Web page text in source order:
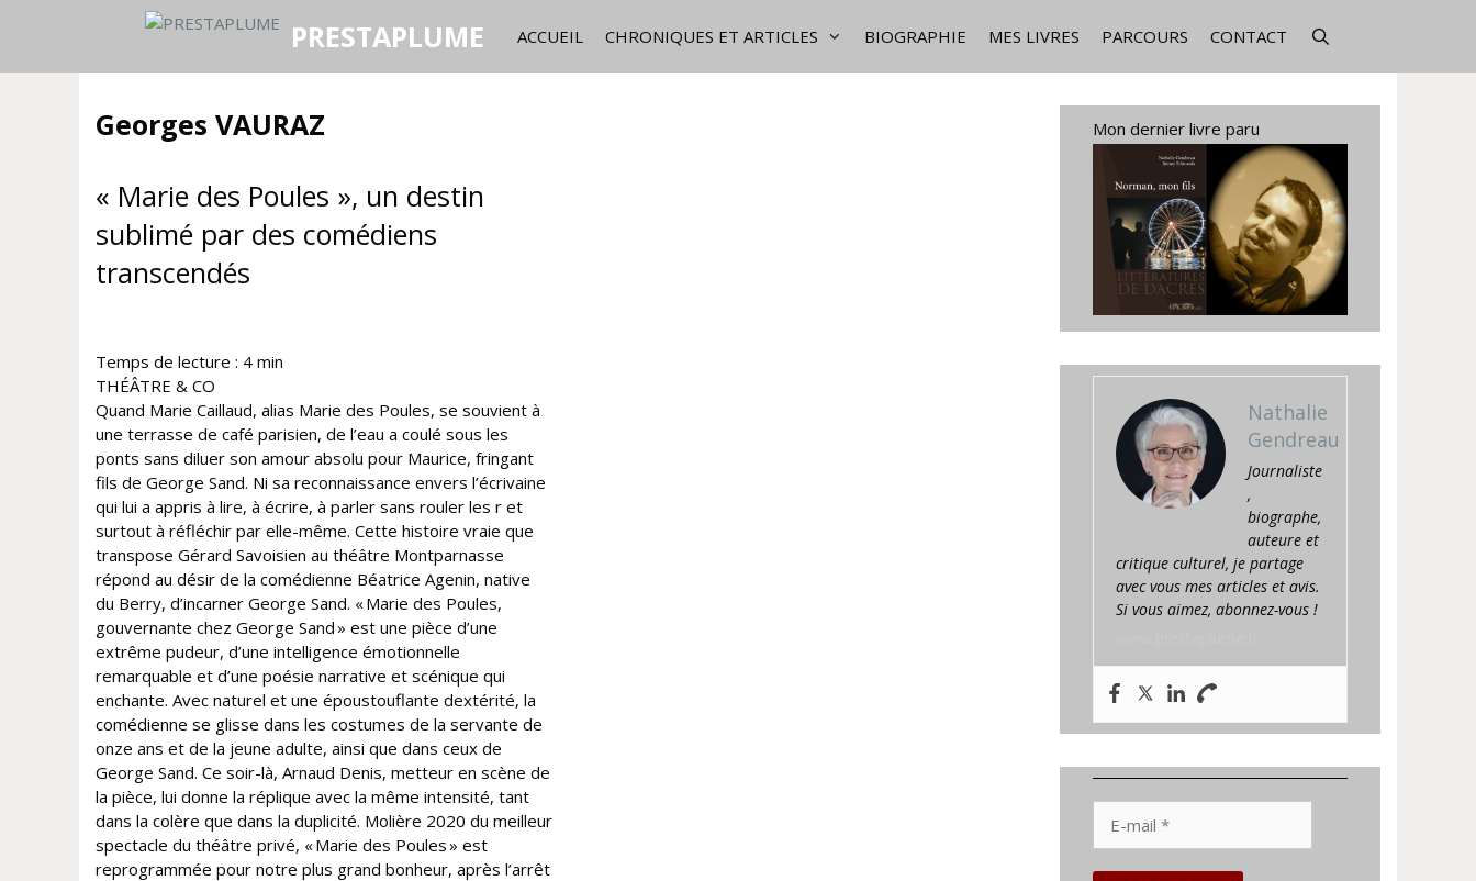
PRESTAPLUME ACCUEIL CHRONIQUES ET ARTICLES BIOGRAPHIE MES LIVRES PARCOURS CONTACT
Georges VAURAZ
« Marie des Poules », un destin
sublimé par des comédiens
transcendés
Temps de lecture : 4 min
THÉÂTRE & CO
Quand Marie Caillaud, alias Marie des Poules, se souvient à
une terrasse de café parisien, de l’eau a coulé sous les
ponts sans diluer son amour absolu pour Maurice, fringant
fils de George Sand. Ni sa reconnaissance envers l’écrivaine
qui lui a appris à lire, à écrire, à parler sans rouler les r et
surtout à réfléchir par elle-même. Cette histoire vraie que
transpose Gérard Savoisien au théâtre Montparnasse
répond au désir de la comédienne Béatrice Agenin, native
du Berry, d’incarner George Sand. « Marie des Poules,
gouvernante chez George Sand » est une pièce d’une
extrême pudeur, d’une intelligence émotionnelle
remarquable et d’une poésie narrative et scénique qui
enchante. Avec naturel et une époustouflante dextérité, la
comédienne se glisse dans les costumes de la servante de
onze ans et de la jeune adulte, ainsi que dans ceux de
George Sand. Ce soir-là, Arnaud Denis, metteur en scène de
la pièce, lui donne la réplique avec la même intensité, tant
dans la colère que dans la duplicité. Molière 2020 du meilleur
spectacle du théâtre privé, « Marie des Poules » est
reprogrammée pour notre plus grand bonheur, après l’arrêt
Mon dernier livre paru
Nathalie
Gendreau
Journaliste
,
biographe,
auteure et
critique culturel, je partage
avec vous mes articles et avis.
Si vous aimez, abonnez-vous !
mail
*